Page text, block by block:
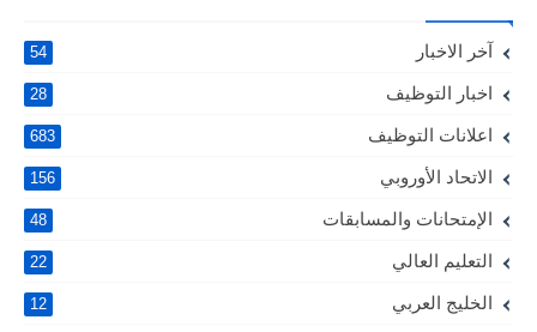
آخر الاخبار 54
اخبار التوظيف 28
اعلانات التوظيف 683
الاتحاد الأوروبي 156
الإمتحانات والمسابقات 48
التعليم العالي 22
الخليج العربي 12